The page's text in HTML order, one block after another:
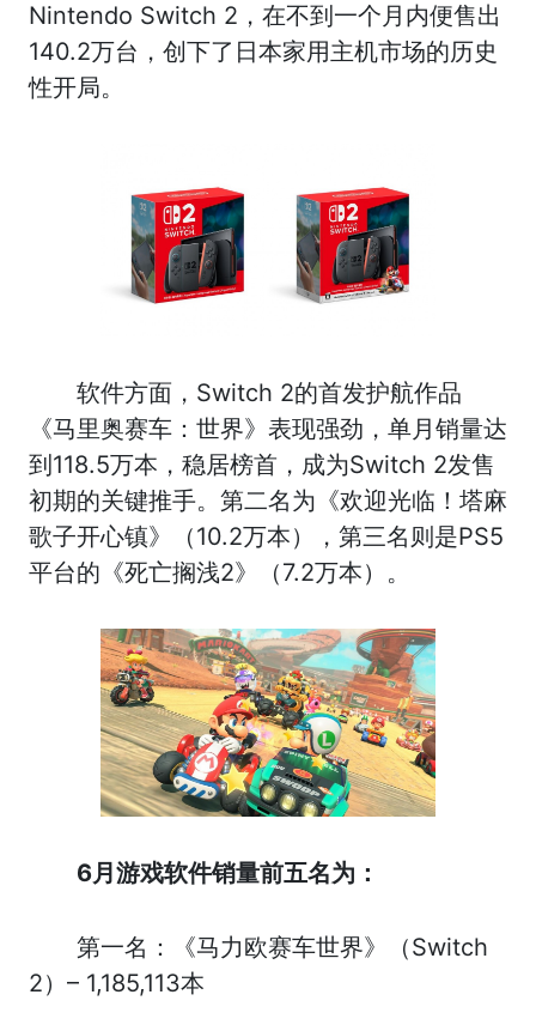
Nintendo Switch 2，在不到一个月内便售出
140.2万台，创下了日本家用主机市场的历史
性开局。
软件方面，Switch 2的首发护航作品
《马里奥赛车：世界》表现强劲，单月销量达
到118.5万本，稳居榜首，成为Switch 2发售
初期的关键推手。第二名为《欢迎光临！塔麻
歌子开心镇》（10.2万本），第三名则是PS5
平台的《死亡搁浅2》（7.2万本）。
6月游戏软件销量前五名为：
第一名：《马力欧赛车世界》（Switch
2）– 1,185,113本